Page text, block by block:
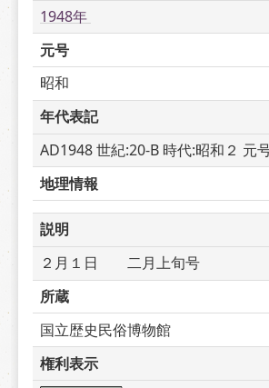
1948年
元号
昭和
年代表記
AD1948 世紀:20-B 時代:昭和２ 元
地理情報
説明
２月１日　　二月上旬号
所蔵
国立歴史民俗博物館
権利表示